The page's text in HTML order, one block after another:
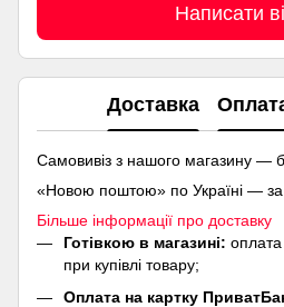
Написати
Доставка
Самовивіз з нашого магазину —
«Новою поштою» по Україні —
Більше інформації про доставку
Готівкою в магазині: оплата
при купівлі товару;
Оплата на картку